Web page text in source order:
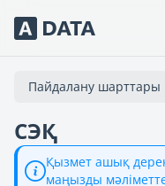
Сервисы Adata.kz
Пайдалану шарттары
СЭҚ
Қызмет ашық
маңызды